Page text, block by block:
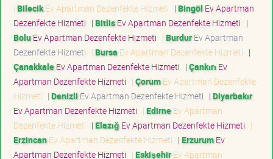
| BilecikEv Apartman Dezenfekte Hizmeti | Bingöl Ev Apartman
Dezenfekte Hizmeti | BitlisEv Apartman Dezenfekte Hizmeti |
BoluEv Apartman Dezenfekte Hizmeti | BurdurEv Apartman
Dezenfekte Hizmeti | Bursa Ev Apartman Dezenfekte Hizmeti |
ÇanakkaleEv Apartman Dezenfekte Hizmeti | Çankırı Ev
Apartman Dezenfekte Hizmeti | ÇorumEv Apartman Dezenfekte
Hizmeti | Denizli Ev Apartman Dezenfekte Hizmeti | Diyarbakır
Ev Apartman Dezenfekte Hizmeti | EdirneEv Apartman
Dezenfekte Hizmeti | Elazığ Ev Apartman Dezenfekte Hizmeti |
ErzincanEv Apartman Dezenfekte Hizmeti | ErzurumEv
Apartman Dezenfekte Hizmeti | EskişehirEv Apartman